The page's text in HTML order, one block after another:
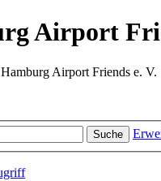
Airport
Airport Friends e. V.
Suche